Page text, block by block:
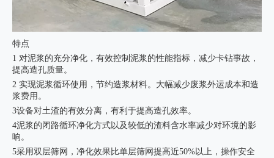
特点
1 对泥浆的充分净化，有效控制泥浆的性能指标，减少卡钻事故，
提高造孔质量。
2 实现泥浆循环使用，节约造浆材料。大幅减少废浆外运成本和造
浆费用。
3设备对土渣的有效分离，有利于提高造孔效率。
4泥浆的闭路循环净化方式以及较低的渣料含水率减少对环境的影
响。
5采用双层筛网，净化效果比单层筛网提高近50%以上，操作安全